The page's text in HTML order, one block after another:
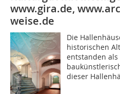
www.gira.de,
weise.de
Die
historischen
entstanden
dieser